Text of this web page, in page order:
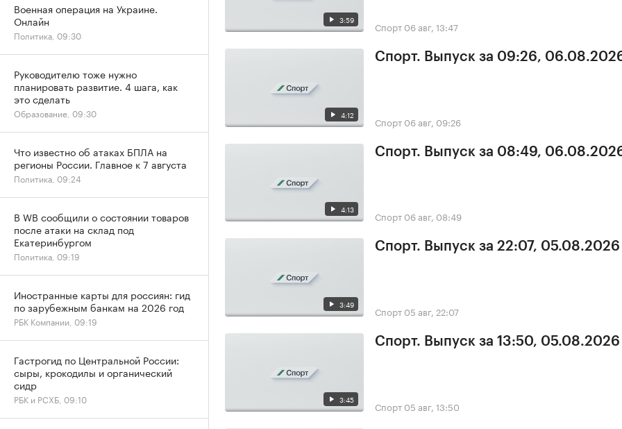
3:59 Спорт 06 авг, 13:47
4:12
Спорт. Выпуск за 09:26,
Спорт 06 авг, 09:26
4:13
Спорт. Выпуск за 08:49,
Спорт 06 авг, 08:49
3:49
Спорт. Выпуск за 22:07, 05.08.2026
Спорт 05 авг, 22:07
3:45
Спорт. Выпуск за 13:50, 05.08.2026
Спорт 05 авг, 13:50
Военная операция на Украине.
Онлайн
Политика, 09:30
Руководителю тоже нужно
планировать развитие. 4 шага, как
это сделать
Образование, 09:30
Что известно об атаках БПЛА на
регионы России. Главное к 7 августа
Политика, 09:24
В WB сообщили о состоянии товаров
после атаки на склад под
Екатеринбургом
Политика, 09:19
Иностранные карты для россиян: гид
по зарубежным банкам на 2026 год
РБК Компании, 09:19
Гастрогид по Центральной России:
сыры, крокодилы и органический
сидр
РБК и РСХБ, 09:10